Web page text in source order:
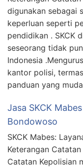
digunakan sebagai
keperluan seperti
pendidikan . SKCK
seseorang tidak
Indonesia
kantor polisi,
panduan yang
Jasa SKCK
Bondowoso
SKCK Mabes:
Keterangan
Catatan Kepolisian